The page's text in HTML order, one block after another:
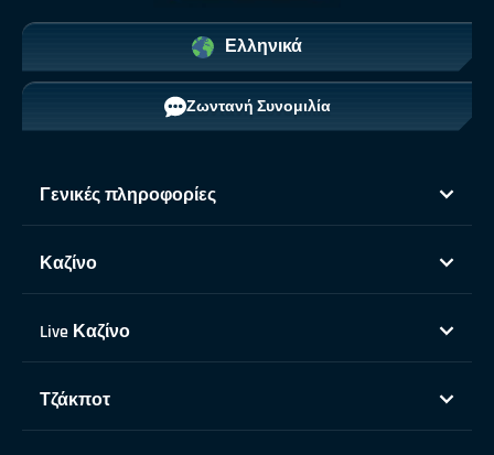
Ελληνικά
Ζωντανή Συνομιλία
Γενικές πληροφορίες
Καζίνο
Live Καζίνο
Τζάκποτ